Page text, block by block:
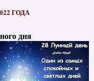
ГОДА
дня